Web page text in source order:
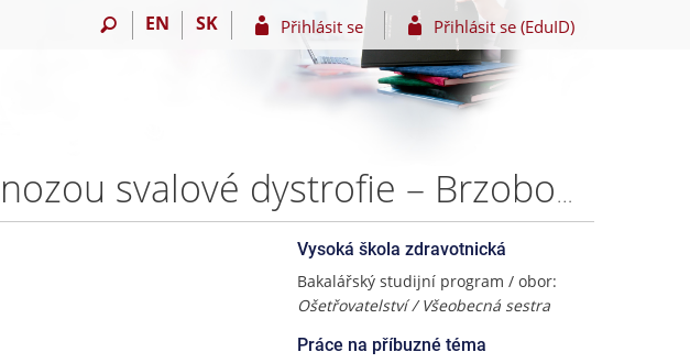
EN SK Přihlásit se Přihlásit se (EduID)
Ošetřovatelská péče u nemocného s diagnozou svalové dystrofie – Brzobohatý Brzobohatý
Vysoká škola zdravotnická
Bakalářský studijní program / obor:
Ošetřovatelství / Všeobecná sestra
Práce na příbuzné téma